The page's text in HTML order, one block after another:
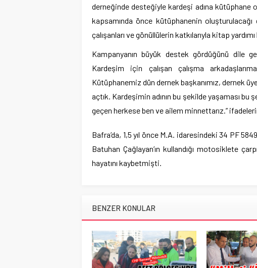
derneğinde desteğiyle kardeşi adına
kapsamında önce kütüphanenin
çalışanları ve gönüllülerin katkılarıyla kitap
Kampanyanın büyük destek gördüğünü dile
Kardeşim için çalışan çalışma
Kütüphanemiz dün dernek başkanımız, dernek
açtık. Kardeşimin adının bu şekilde yaşaması
geçen herkese ben ve ailem minnettarız.”
Bafra’da, 1,5 yıl önce M.A. idaresindeki 34 PF
Batuhan Çağlayan’ın kullandığı motosiklete
hayatını kaybetmişti.
BENZER KONULAR